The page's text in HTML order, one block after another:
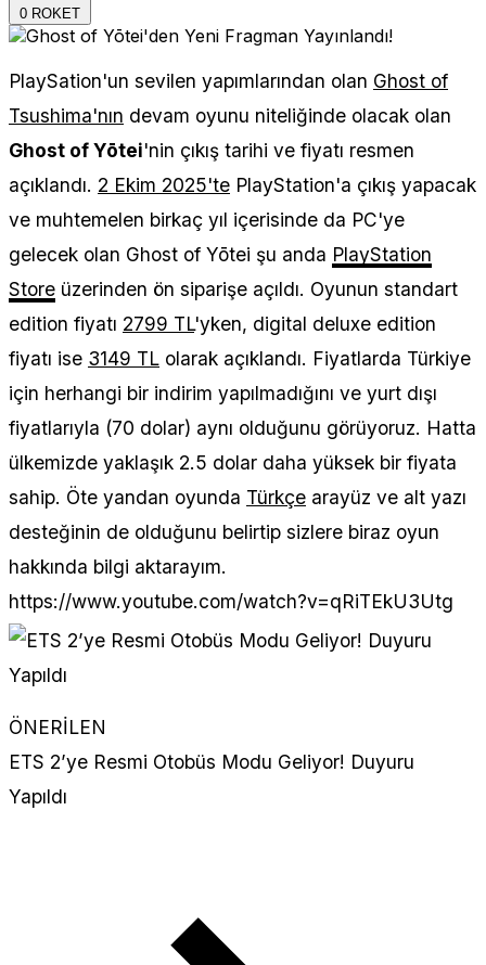
0 ROKET
PlaySation'un sevilen yapımlarından olan Ghost of
Tsushima'nın devam oyunu niteliğinde olacak olan
Ghost of Yōtei'nin çıkış tarihi ve fiyatı resmen
açıklandı. 2 Ekim 2025'te PlayStation'a çıkış yapacak
ve muhtemelen birkaç yıl içerisinde da PC'ye
gelecek olan Ghost of Yōtei şu anda PlayStation
Store üzerinden ön siparişe açıldı. Oyunun standart
edition fiyatı 2799 TL'yken, digital deluxe edition
fiyatı ise 3149 TL olarak açıklandı. Fiyatlarda Türkiye
için herhangi bir indirim yapılmadığını ve yurt dışı
fiyatlarıyla (70 dolar) aynı olduğunu görüyoruz. Hatta
ülkemizde yaklaşık 2.5 dolar daha yüksek bir fiyata
sahip. Öte yandan oyunda Türkçe arayüz ve alt yazı
desteğinin de olduğunu belirtip sizlere biraz oyun
hakkında bilgi aktarayım.
https://www.youtube.com/watch?v=qRiTEkU3Utg
ÖNERİLEN
ETS 2’ye Resmi Otobüs Modu Geliyor! Duyuru
Yapıldı